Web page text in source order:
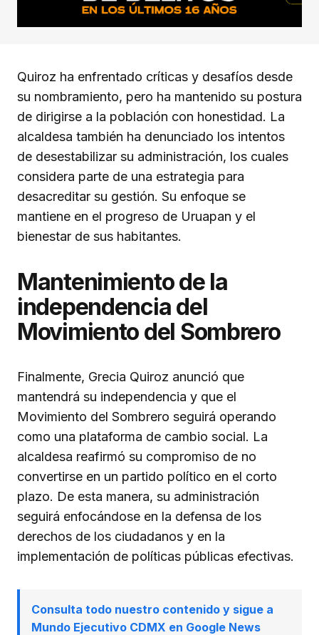
Quiroz ha enfrentado críticas y desafíos desde
su nombramiento, pero ha mantenido su postura
de dirigirse a la población con honestidad. La
alcaldesa también ha denunciado los intentos
de desestabilizar su administración, los cuales
considera parte de una estrategia para
desacreditar su gestión. Su enfoque se
mantiene en el progreso de Uruapan y el
bienestar de sus habitantes.
Mantenimiento de la
independencia del
Movimiento del Sombrero
Finalmente, Grecia Quiroz anunció que
mantendrá su independencia y que el
Movimiento del Sombrero seguirá operando
como una plataforma de cambio social. La
alcaldesa reafirmó su compromiso de no
convertirse en un partido político en el corto
plazo. De esta manera, su administración
seguirá enfocándose en la defensa de los
derechos de los ciudadanos y en la
implementación de políticas públicas efectivas.
Consulta todo nuestro contenido y sigue a
Mundo Ejecutivo CDMX en Google News